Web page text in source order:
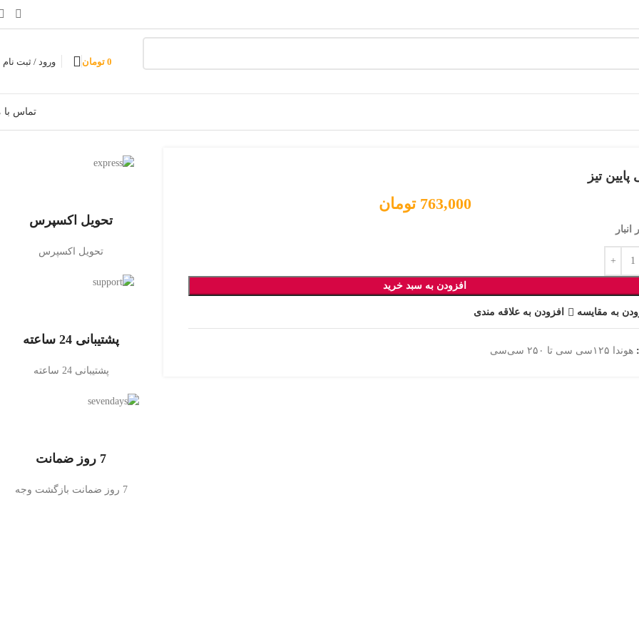
0 تومان ورود / ثبت نام
تماس با
تیز
763,000 تومان
افزودن به سبد خرید
به مقایسه افزودن به علاقه مندی
هوندا ۱۲۵سی سی تا ۲۵۰ سی‌سی
تحویل اکسپرس
تحویل اکسپرس
پشتیبانی 24 ساعته
پشتیبانی 24 ساعته
7 روز ضمانت
7 روز ضمانت بازگشت وجه